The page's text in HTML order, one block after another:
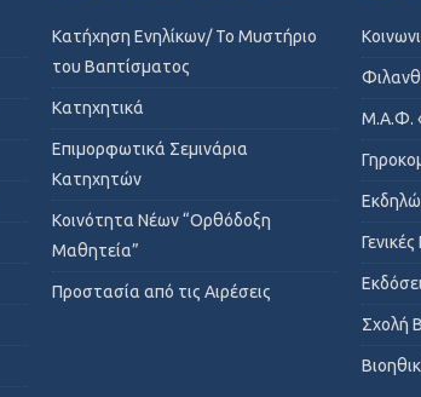
Κατήχηση Ενηλίκων/ Το Μυστήριο
του Βαπτίσματος
Κατηχητικά
Επιμορφωτικά Σεμινάρια
Κατηχητών
Κοινότητα Νέων “Ορθόδοξη
Μαθητεία”
Προστασία από τις Αιρέσεις
Μ.Α.Φ.
Σχολή